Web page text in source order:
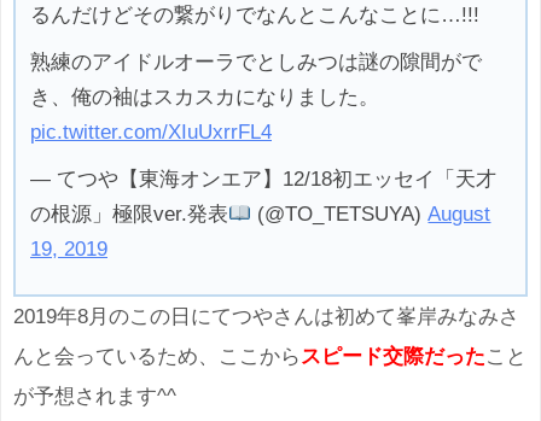
るんだけどその繋がりでなんとこんなことに…!!!
熟練のアイドルオーラでとしみつは謎の隙間がで
き、俺の袖はスカスカになりました。
pic.twitter.com/XIuUxrrFL4
— てつや【東海オンエア】12/18初エッセイ「天才
の根源」極限ver.発表
(@TO_TETSUYA)August
19, 2019
2019年8月のこの日にてつやさんは初めて峯岸みなみさ
んと会っているため、ここからスピード交際だったこと
が予想されます^^